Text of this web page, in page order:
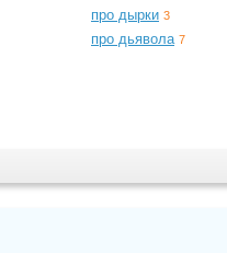
про дырки 3
про дьявола 7